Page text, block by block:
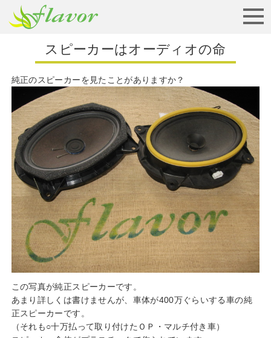
スピーカーはオーディオの命
純正のスピーカーを見たことがありますか？
この写真が純正スピーカーです。
あまり詳しくは書けませんが、車体が400万ぐらいする車の純
正スピーカーです。
（それも○十万払って取り付けたＯＰ・マルチ付き車）